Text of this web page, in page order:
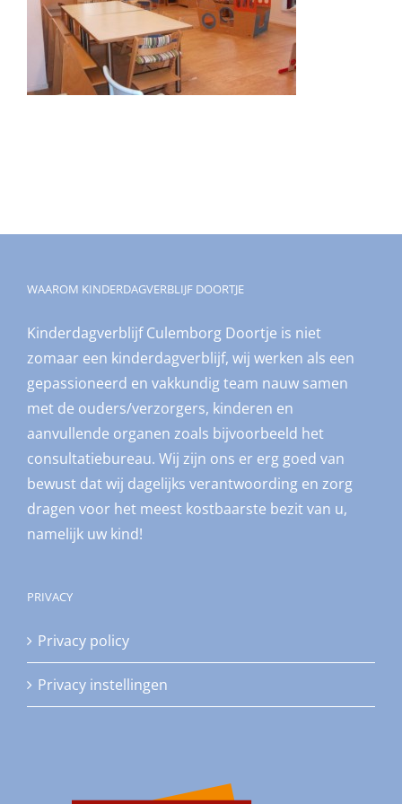
WAAROM KINDERDAGVERBLIJF DOORTJE
Kinderdagverblijf Culemborg Doortje is niet
zomaar een kinderdagverblijf, wij werken als een
gepassioneerd en vakkundig team nauw samen
met de ouders/verzorgers, kinderen en
aanvullende organen zoals bijvoorbeeld het
consultatiebureau. Wij zijn ons er erg goed van
bewust dat wij dagelijks verantwoording en zorg
dragen voor het meest kostbaarste bezit van u,
namelijk uw kind!
PRIVACY
Privacy policy
Privacy instellingen